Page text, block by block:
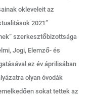
okleveleit az
2021”
szerkesztőbizottsága
Jogi, Elemző- és
ez év áprilisában
olyan óvodák
sokat tettek az